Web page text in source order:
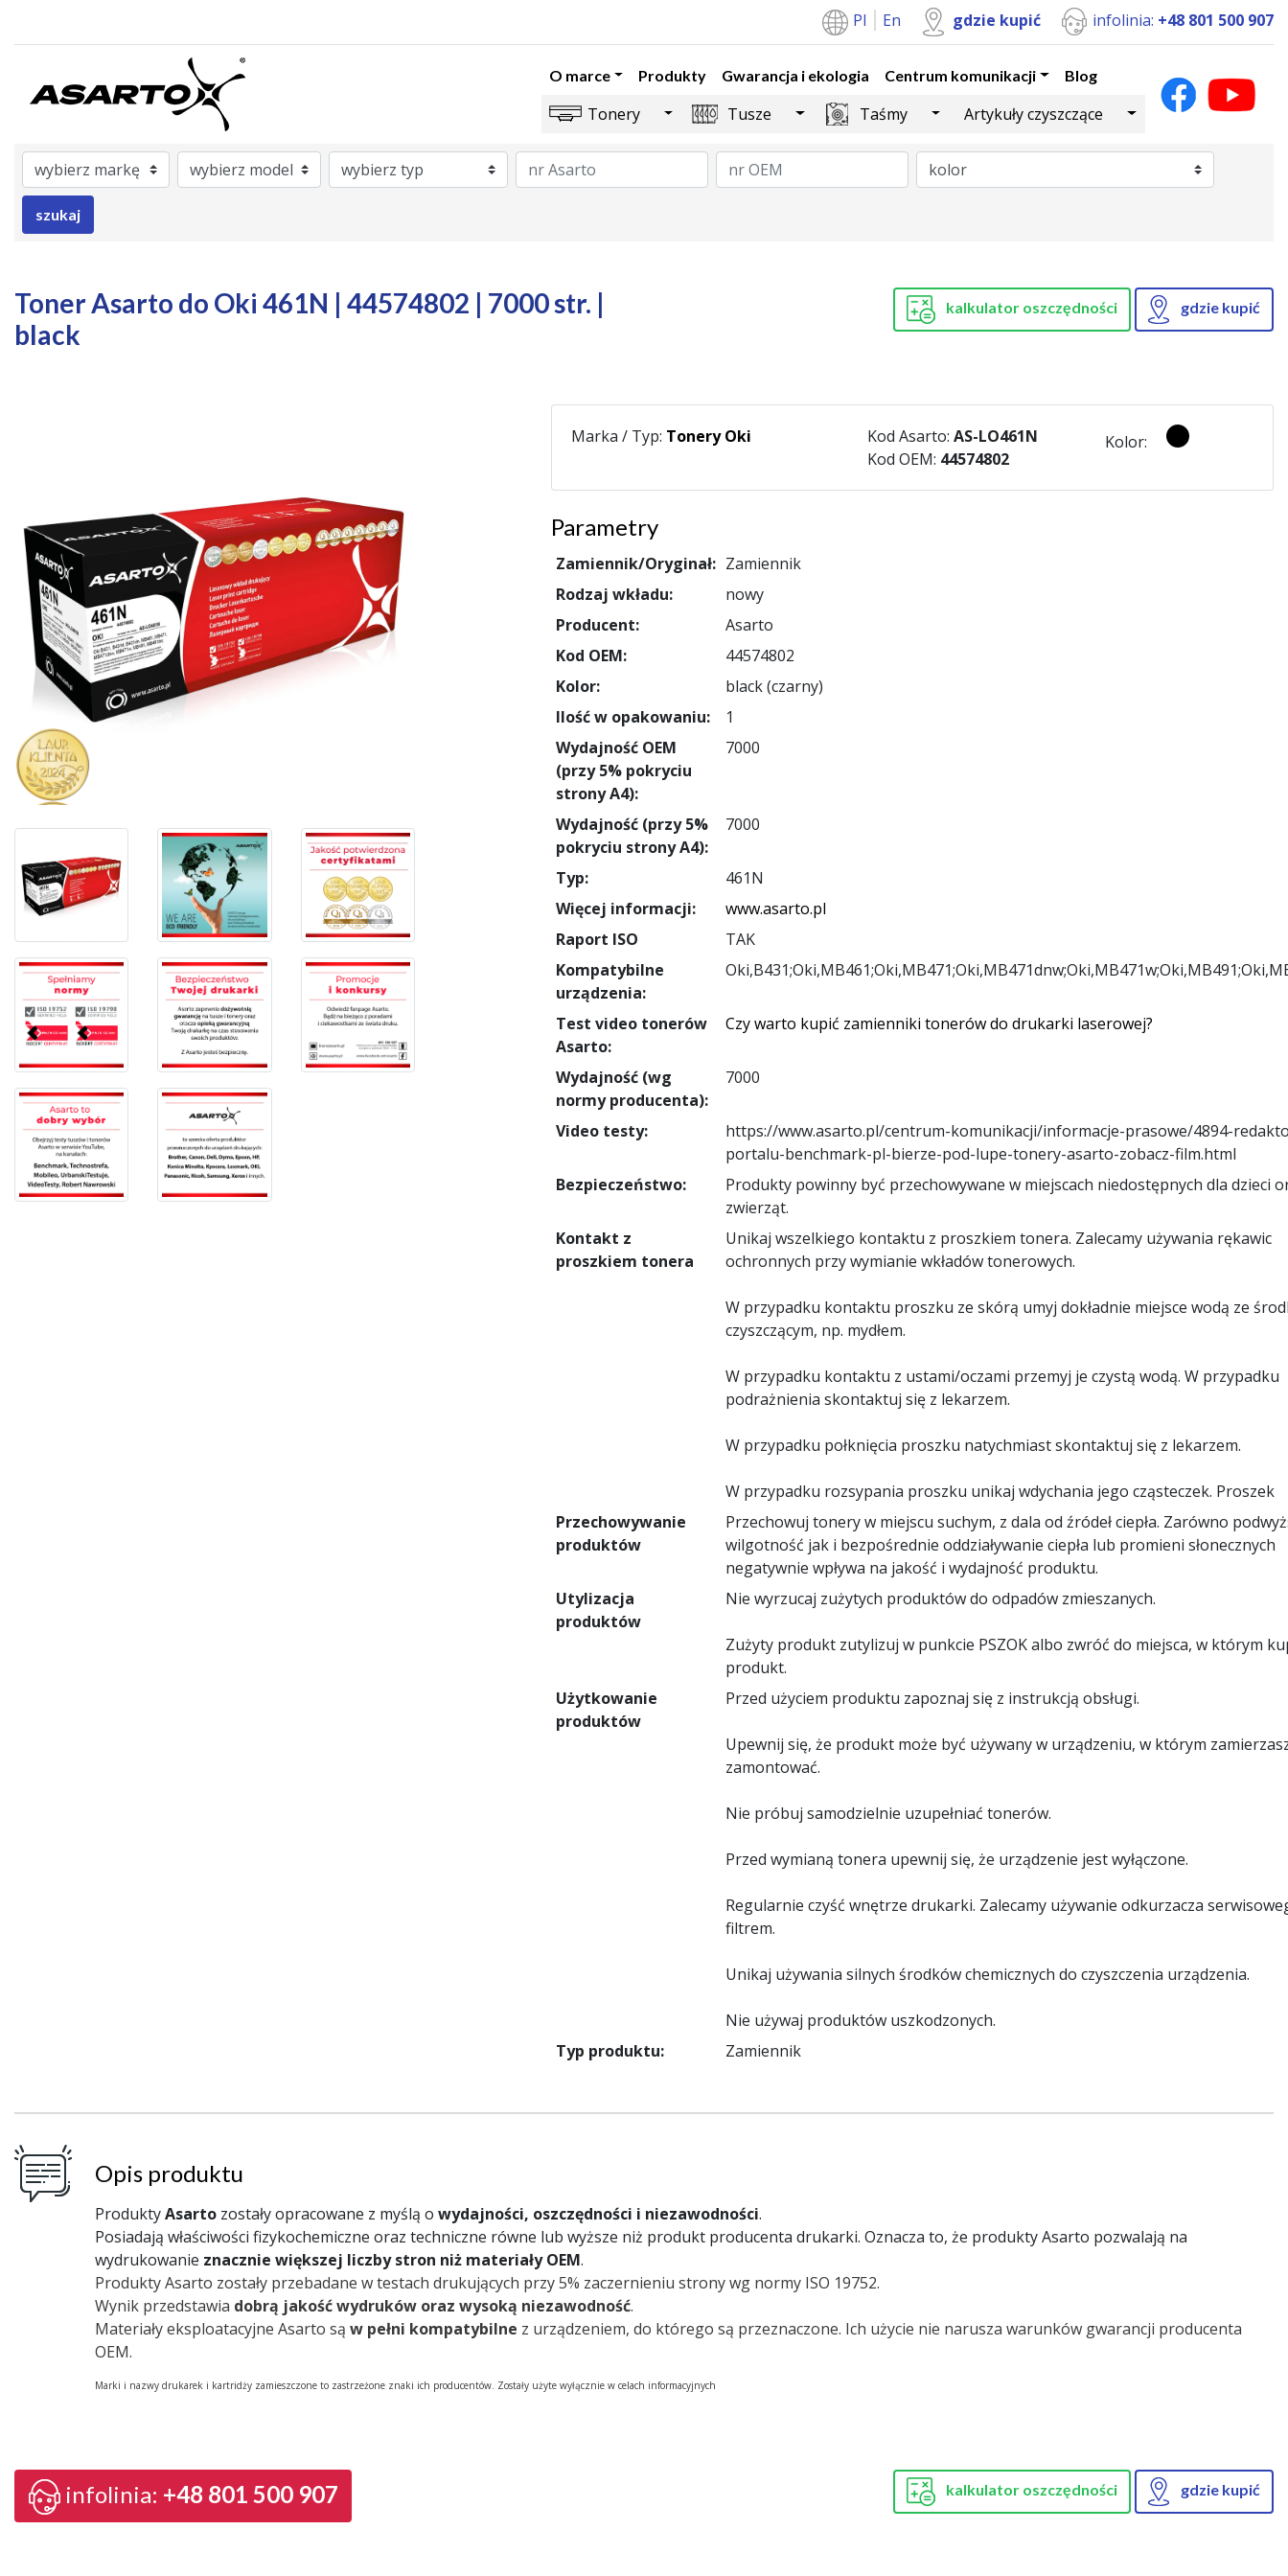
Pl En gdzie kupić infolinia: +48 801 500 907
O marce Produkty Gwarancja i ekologia Centrum komunikacji Blog
Tonery Toggle Dropdown
Tusze Toggle Dropdown
Taśmy Toggle Dropdown
Artykuły czyszczące Toggle Dropdown
Brand
Color
szukaj
Toner Asarto do Oki 461N | 44574802 | 7000 str. |
black
kalkulator oszczędności gdzie kupić
Marka / Typ: Tonery Oki Kod Asarto:AS-LO461N
Kod OEM: 44574802
Kolor:
Parametry
Zamiennik/Oryginał: Zamiennik
Rodzaj wkładu:
nowy
Producent:
Asarto
Kod OEM:
44574802
Kolor:
black (czarny)
Ilość w opakowaniu:
1
Wydajność OEM
(przy 5% pokryciu
strony A4):
7000
Wydajność (przy 5%
pokryciu strony A4):
7000
Typ:
461N
Więcej informacji:
www.asarto.pl
Raport ISO
TAK
Kompatybilne
urządzenia:
Test video tonerów
Asarto:
Czy warto kupić zamienniki tonerów do drukarki laserowej?
Wydajność (wg
normy producenta):
7000
Video testy:
https://www.asarto.pl/centrum-komunikacji/informacje-prasowe/4894-
portalu-benchmark-pl-bierze-pod-lupe-tonery-asarto-zobacz-film.html
Bezpieczeństwo:
Produkty powinny być przechowywane w miejscach niedostępnych dla dzieci
zwierząt.
Kontakt z
proszkiem tonera
Unikaj wszelkiego kontaktu z proszkiem tonera. Zalecamy używania rękawic
ochronnych przy wymianie wkładów tonerowych.
W przypadku kontaktu proszku ze skórą umyj dokładnie miejsce wodą ze
czyszczącym, np. mydłem.
W przypadku kontaktu z ustami/oczami przemyj je czystą wodą. W przypadku
podrażnienia skontaktuj się z lekarzem.
W przypadku połknięcia proszku natychmiast skontaktuj się z lekarzem.
W przypadku rozsypania proszku unikaj wdychania jego cząsteczek. Proszek
Przechowywanie
produktów
Przechowuj tonery w miejscu suchym, z dala od źródeł ciepła. Zarówno
wilgotność jak i bezpośrednie oddziaływanie ciepła lub promieni słonecznych
negatywnie wpływa na jakość i wydajność produktu.
Utylizacja
produktów
Nie wyrzucaj zużytych produktów do odpadów zmieszanych.
Zużyty produkt zutylizuj w punkcie PSZOK albo zwróć do miejsca, w którym
produkt.
Użytkowanie
produktów
Przed użyciem produktu zapoznaj się z instrukcją obsługi.
Upewnij się, że produkt może być używany w urządzeniu, w którym
zamontować.
Nie próbuj samodzielnie uzupełniać tonerów.
Przed wymianą tonera upewnij się, że urządzenie jest wyłączone.
Regularnie czyść wnętrze drukarki. Zalecamy używanie odkurzacza
filtrem.
Unikaj używania silnych środków chemicznych do czyszczenia urządzenia.
Nie używaj produktów uszkodzonych.
Typ produktu:
Zamiennik
Opis produktu
ProduktyAsarto zostały opracowane z myślą o wydajności, oszczędności i niezawodności.
Posiadają właściwości fizykochemiczne oraz techniczne równe lub wyższe niż produkt producenta drukarki. Oznacza to, że produkty Asarto pozwalają na
wydrukowanie znacznie większej liczby stron niż materiały OEM.
Produkty Asarto zostały przebadane w testach drukujących przy 5% zaczernieniu strony wg normy ISO 19752.
Wynik przedstawia dobrą jakość wydruków oraz wysoką niezawodność.
Materiały eksploatacyjne Asarto są w pełni kompatybilne z urządzeniem, do którego są przeznaczone. Ich użycie nie narusza warunków gwarancji producenta
OEM.
Marki i nazwy drukarek i kartridży zamieszczone to zastrzeżone znaki ich producentów. Zostały użyte wyłącznie w celach informacyjnych
infolinia: +48 801 500 907 kalkulator oszczędności gdzie kupić